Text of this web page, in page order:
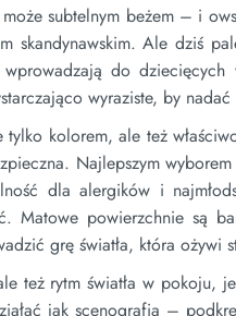
subtelnym beżem – i
skandynawskim. Ale dziś
do
wyraziste, by nadać
kolorem, ale też
Najlepszym
dla alergików i
Matowe powierzchnie są
grę światła, która ożywi
też rytm światła w pokoju,
jak scenografia –